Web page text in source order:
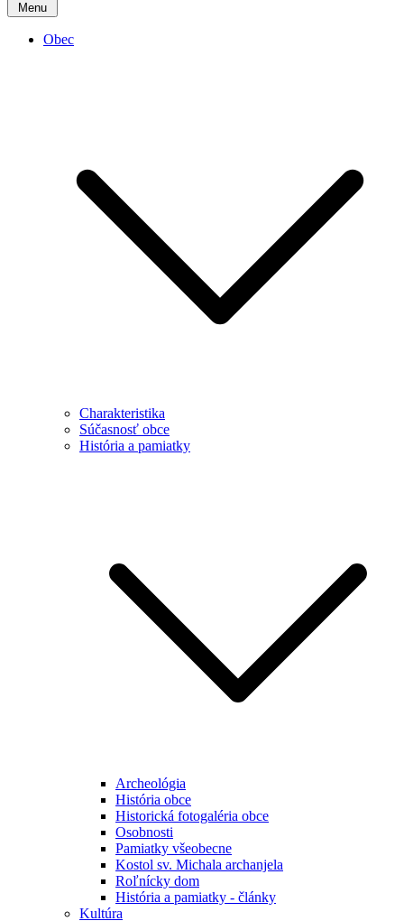
Menu
Obec
Charakteristika
Súčasnosť obce
História a pamiatky
Archeológia
História obce
Historická fotogaléria obce
Osobnosti
Pamiatky všeobecne
Kostol sv. Michala archanjela
Roľnícky dom
História a pamiatky - články
Kultúra